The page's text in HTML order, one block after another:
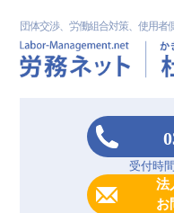
団体交渉、労働組合対策、使用者
受付時
法
お